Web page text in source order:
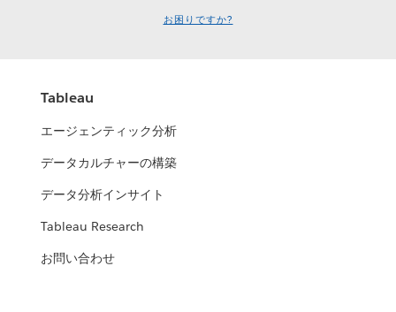
お困りですか?
Tableau
エージェンティック分析
データカルチャーの構築
データ分析インサイト
Tableau Research
お問い合わせ